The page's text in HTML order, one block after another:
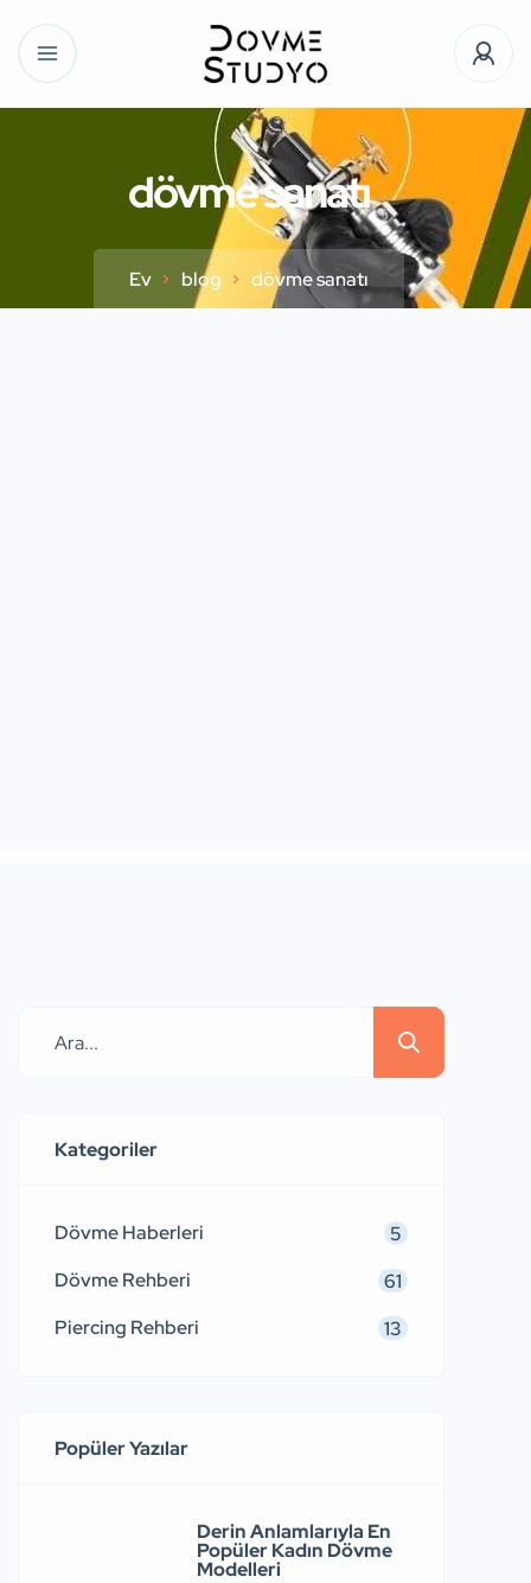
dövme sanatı
Ev blog dövme sanatı
Kategoriler
Dövme Haberleri
5
Dövme Rehberi
61
Piercing Rehberi
13
Popüler Yazılar
Derin Anlamlarıyla En
Popüler Kadın Dövme
Modelleri